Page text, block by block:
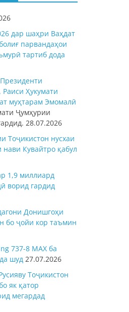
дар шаҳри Ваҳдат
парвандаҳои
тартиб дода
Ҳукумати
муҳтарам Эмомалӣ
Ҷумҳурии
28.07.2026
Тоҷикистон нусхаи
Кувайтро қабул
1,9 миллиард
ворид гардид
Донишгоҳи
бо ҷойи кор таъмин
737-8 MAX ба
шуд 27.07.2026
Тоҷикистон
як қатор
мегардад